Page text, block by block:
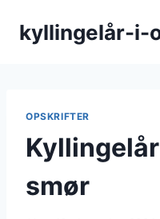
kyllingelår-i-
OPSKRIFTER
smør